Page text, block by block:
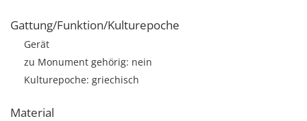
Gattung/Funktion/Kulturepoche
Gerät
zu Monument gehörig: nein
Kulturepoche: griechisch
Material